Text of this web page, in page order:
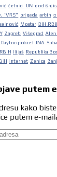
četnici UN
"VRS" brigada arbih
Mostar
Zagreb Višegrad Alen
pokret JNA
Ilijaš Republika
internet Zenica
putem
kako
putem e-